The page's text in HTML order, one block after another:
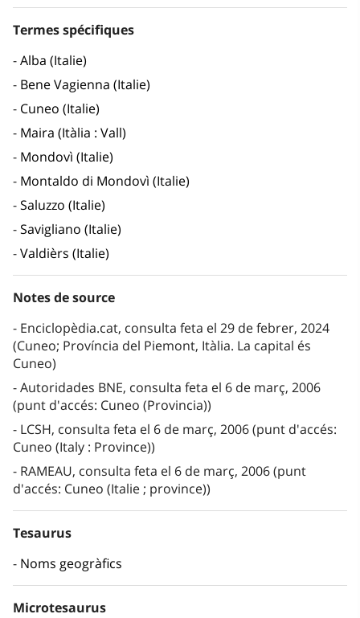
Termes spécifiques
Alba (Italie)
Bene Vagienna (Italie)
Cuneo (Italie)
Maira (Itàlia : Vall)
Mondovì (Italie)
Montaldo di Mondovì (Italie)
Saluzzo (Italie)
Savigliano (Italie)
Valdièrs (Italie)
Notes de source
Enciclopèdia.cat, consulta feta el 29 de febrer, 2024
(Cuneo; Província del Piemont, Itàlia. La capital és
Cuneo)
Autoridades BNE, consulta feta el 6 de març, 2006
(punt d'accés: Cuneo (Provincia))
LCSH, consulta feta el 6 de març, 2006 (punt d'accés:
Cuneo (Italy : Province))
RAMEAU, consulta feta el 6 de març, 2006 (punt
d'accés: Cuneo (Italie ; province))
Tesaurus
Noms geogràfics
Microtesaurus